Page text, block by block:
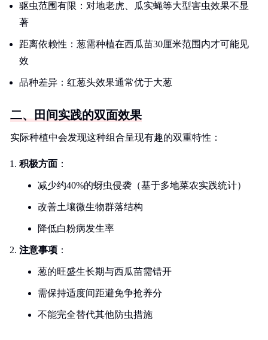
驱虫范围有限：对地老虎、瓜实蝇等大型害虫效果不显
著
距离依赖性：葱需种植在西瓜苗30厘米范围内才可能见
效
品种差异：红葱头效果通常优于大葱
二、田间实践的双面效果
实际种植中会发现这种组合呈现有趣的双重特性：
积极方面 ：
减少约40%的蚜虫侵袭（基于多地菜农实践统计）
改善土壤微生物群落结构
降低白粉病发生率
注意事项 ：
葱的旺盛生长期与西瓜苗需错开
需保持适度间距避免争抢养分
不能完全替代其他防虫措施